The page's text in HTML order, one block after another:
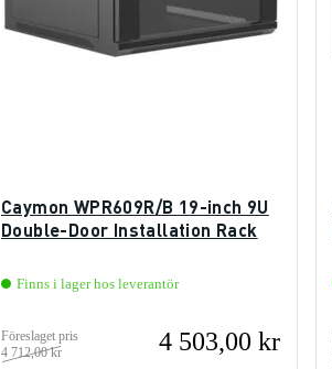
Caymon WPR609R/B 19-inch 9U
Double-Door Installation Rack
Finns i lager hos leverantör
Föreslaget pris
4 712,00 kr
4 503,00 kr